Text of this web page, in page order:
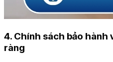
4. Chính sách bảo hành
ràng